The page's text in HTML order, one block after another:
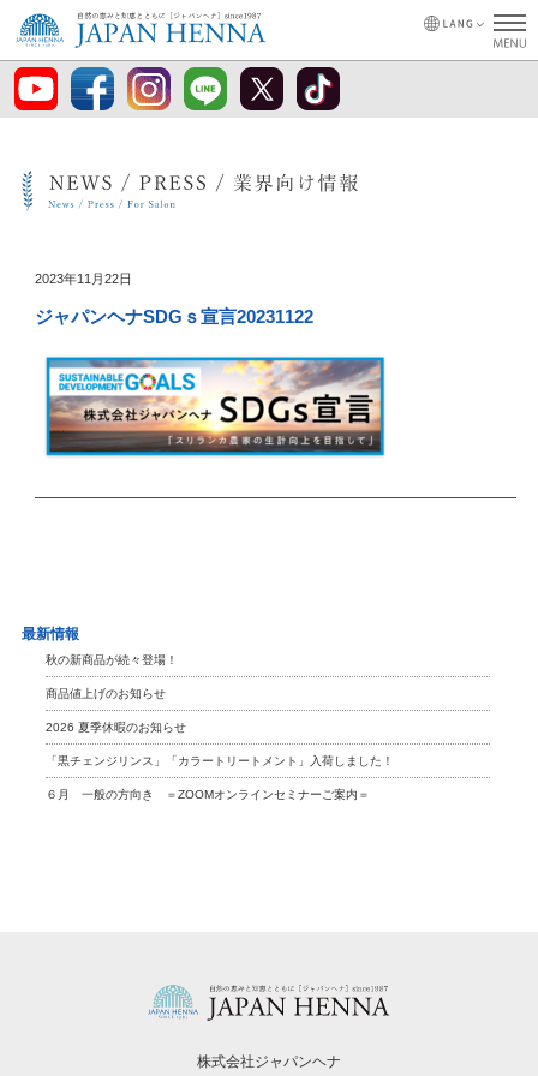
2023年11月22日
ジャパンヘナSDGｓ宣言20231122
最新情報
秋の新商品が続々登場！
商品値上げのお知らせ
2026 夏季休暇のお知らせ
「黒チェンジリンス」「カラートリートメント」入荷しました！
６月 一般の方向き ＝ZOOMオンラインセミナーご案内＝
株式会社ジャパンヘナ